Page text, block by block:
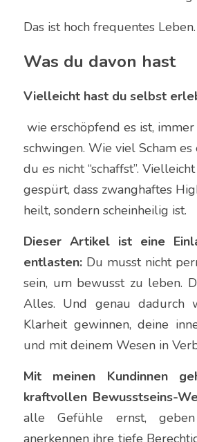
Das ist hoch frequentes Leben.
Was du davon hast
Vielleicht hast du selbst
schwingen. Wie viel Scham
du es nicht “schaffst”.
gespürt, dass zwanghaftes
heilt, sondern scheinheilig ist.
Dieser Artikel ist eine
entlasten: Du musst nicht
sein, um bewusst zu leben.
Alles. Und genau dadurch
Klarheit gewinnen, deine
und mit deinem Wesen in
Mit meinen Kundinnen
kraftvollen Bewusstseins-
alle Gefühle ernst,
anerkennen ihre tiefe